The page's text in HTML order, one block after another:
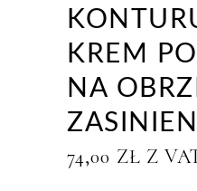
KREM
NA
74,00 ZŁ Z